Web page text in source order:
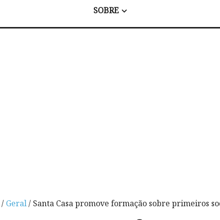
SOBRE
/ Geral/ Santa Casa promove formação sobre primeiros